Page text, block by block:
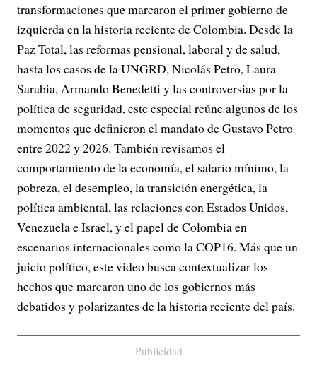
transformaciones que marcaron el primer gobierno de
izquierda en la historia reciente de Colombia. Desde la
Paz Total, las reformas pensional, laboral y de salud,
hasta los casos de la UNGRD, Nicolás Petro, Laura
Sarabia, Armando Benedetti y las controversias por la
política de seguridad, este especial reúne algunos de los
momentos que definieron el mandato de Gustavo Petro
entre 2022 y 2026. También revisamos el
comportamiento de la economía, el salario mínimo, la
pobreza, el desempleo, la transición energética, la
política ambiental, las relaciones con Estados Unidos,
Venezuela e Israel, y el papel de Colombia en
escenarios internacionales como la COP16. Más que un
juicio político, este video busca contextualizar los
hechos que marcaron uno de los gobiernos más
debatidos y polarizantes de la historia reciente del país.
Publicidad